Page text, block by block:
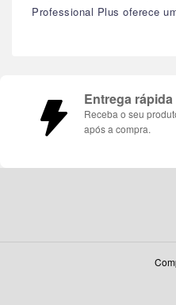
Professional Plus oferece
Entrega rápida
Receba o seu
após a compra.